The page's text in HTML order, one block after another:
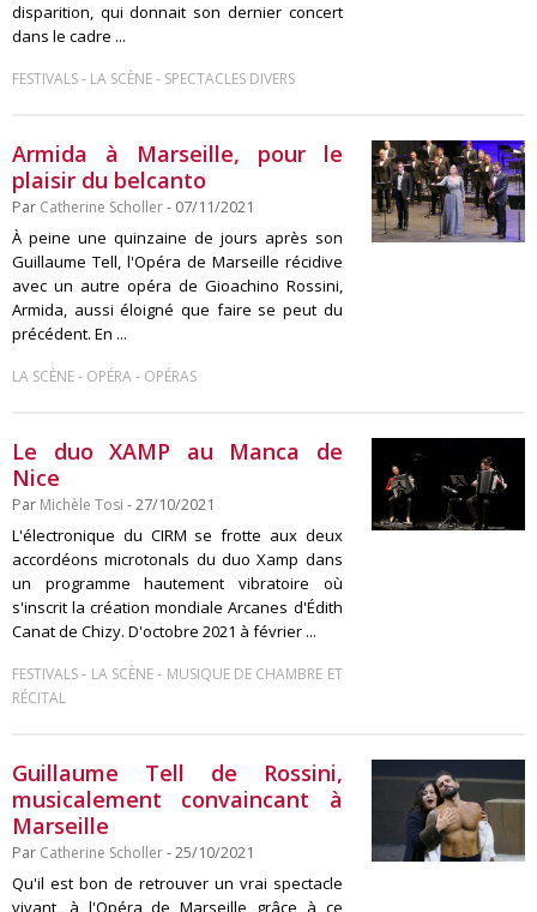
disparition, qui donnait son dernier concert
dans le cadre ...
FESTIVALS- LA SCÈNE- SPECTACLES DIVERS
Armida à Marseille, pour le
plaisir du belcanto
Par Catherine Scholler- 07/11/2021
À peine une quinzaine de jours après son
Guillaume Tell, l'Opéra de Marseille récidive
avec un autre opéra de Gioachino Rossini,
Armida, aussi éloigné que faire se peut du
précédent. En ...
LA SCÈNE- OPÉRA- OPÉRAS
Le duo XAMP au Manca de
Nice
Par Michèle Tosi - 27/10/2021
L'électronique du CIRM se frotte aux deux
accordéons microtonals du duo Xamp dans
un programme hautement vibratoire où
s'inscrit la création mondiale Arcanes d'Édith
Canat de Chizy. D'octobre 2021 à février ...
FESTIVALS- LA SCÈNE- MUSIQUE DE CHAMBRE ET
RÉCITAL
Guillaume Tell de Rossini,
musicalement convaincant à
Marseille
Par Catherine Scholler- 25/10/2021
Qu'il est bon de retrouver un vrai spectacle
vivant, à l'Opéra de Marseille grâce à ce